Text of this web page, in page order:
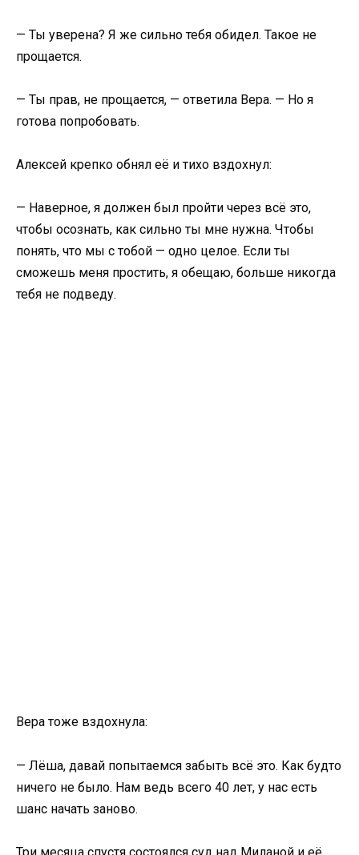
— Ты уверена? Я же сильно тебя обидел. Такое не
прощается.
— Ты прав, не прощается, — ответила Вера. — Но я
готова попробовать.
Алексей крепко обнял её и тихо вздохнул:
— Наверное, я должен был пройти через всё это,
чтобы осознать, как сильно ты мне нужна. Чтобы
понять, что мы с тобой — одно целое. Если ты
сможешь меня простить, я обещаю, больше никогда
тебя не подведу.
Вера тоже вздохнула:
— Лёша, давай попытаемся забыть всё это. Как будто
ничего не было. Нам ведь всего 40 лет, у нас есть
шанс начать заново.